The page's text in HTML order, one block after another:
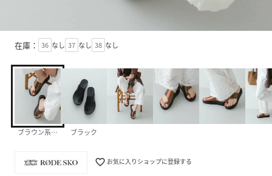
在庫： 36 なし 37 なし 38 なし
ブラウン系その他 ブラック
favorite_border お気に入りショップに登録する